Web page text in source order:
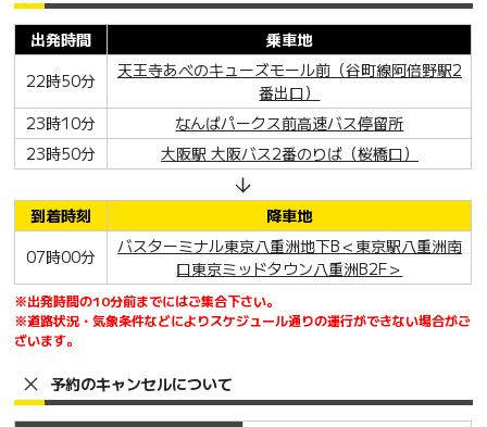
出発時間
乗車地
22時50分
天王寺あべのキューズモール前（谷町線阿倍野駅2
番出口）
23時10分
なんばパークス前高速バス停留所
23時50分
大阪駅 大阪バス2番のりば（桜橋口）
到着時刻
降車地
07時00分
バスターミナル東京八重洲地下B＜東京駅八重洲南
口東京ミッドタウン八重洲B2F＞
※出発時間の10分前までにはご集合下さい。
※道路状況・気象条件などによりスケジュール通りの運行ができない場合がご
ざいます。
予約のキャンセルについて